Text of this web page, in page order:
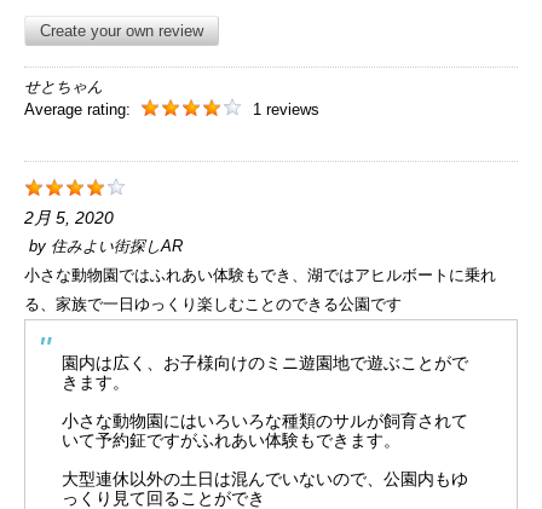
Create your own review
せとちゃん
Average rating:
1 reviews
2月 5, 2020
by 住みよい街探しAR
小さな動物園ではふれあい体験もでき、湖ではアヒルボートに乗れ
る、家族で一日ゆっくり楽しむことのできる公園です
園内は広く、お子様向けのミニ遊園地で遊ぶことがで
きます。
小さな動物園にはいろいろな種類のサルが飼育されて
いて予約鉦ですがふれあい体験もできます。
大型連休以外の土日は混んでいないので、公園内もゆ
っくり見て回ることができ